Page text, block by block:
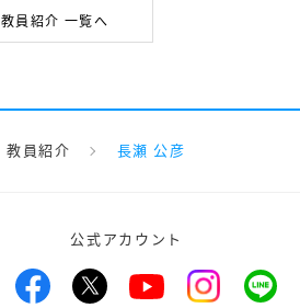
教員紹介 一覧へ
教員紹介 長瀬 公彦
公式アカウント